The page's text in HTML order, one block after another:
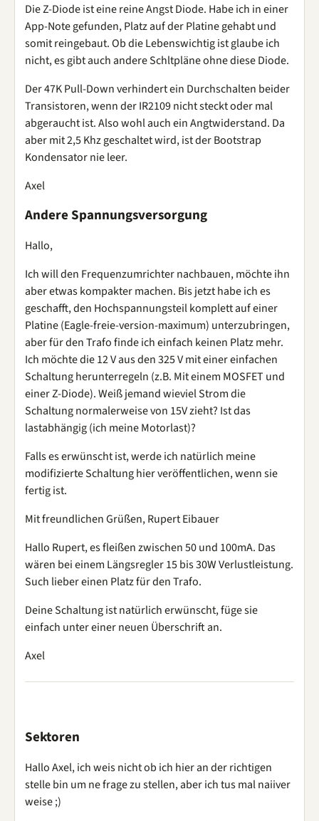
Die Z-Diode ist eine reine Angst Diode. Habe ich in einer
App-Note gefunden, Platz auf der Platine gehabt und
somit reingebaut. Ob die Lebenswichtig ist glaube ich
nicht, es gibt auch andere Schltpläne ohne diese Diode.
Der 47K Pull-Down verhindert ein Durchschalten beider
Transistoren, wenn der IR2109 nicht steckt oder mal
abgeraucht ist. Also wohl auch ein Angtwiderstand. Da
aber mit 2,5 Khz geschaltet wird, ist der Bootstrap
Kondensator nie leer.
Axel
Andere Spannungsversorgung
Hallo,
Ich will den Frequenzumrichter nachbauen, möchte ihn
aber etwas kompakter machen. Bis jetzt habe ich es
geschafft, den Hochspannungsteil komplett auf einer
Platine (Eagle-freie-version-maximum) unterzubringen,
aber für den Trafo finde ich einfach keinen Platz mehr.
Ich möchte die 12 V aus den 325 V mit einer einfachen
Schaltung herunterregeln (z.B. Mit einem MOSFET und
einer Z-Diode). Weiß jemand wieviel Strom die
Schaltung normalerweise von 15V zieht? Ist das
lastabhängig (ich meine Motorlast)?
Falls es erwünscht ist, werde ich natürlich meine
modifizierte Schaltung hier veröffentlichen, wenn sie
fertig ist.
Mit freundlichen Grüßen, Rupert Eibauer
Hallo Rupert, es fleißen zwischen 50 und 100mA. Das
wären bei einem Längsregler 15 bis 30W Verlustleistung.
Such lieber einen Platz für den Trafo.
Deine Schaltung ist natürlich erwünscht, füge sie
einfach unter einer neuen Überschrift an.
Axel
Sektoren
Hallo Axel, ich weis nicht ob ich hier an der richtigen
stelle bin um ne frage zu stellen, aber ich tus mal naiiver
weise ;)